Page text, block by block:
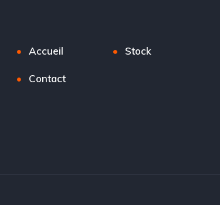
Accueil Stock
Contact